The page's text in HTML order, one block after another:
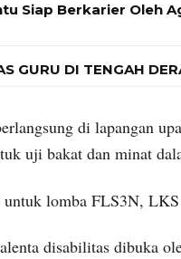
Siap Berkarier Oleh
GURU DI TENGAH
di lapangan
uji bakat dan minat
lomba FLS3N,
disabilitas dibuka